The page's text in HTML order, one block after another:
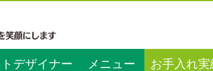
デザイナー メニュー お手入れ実